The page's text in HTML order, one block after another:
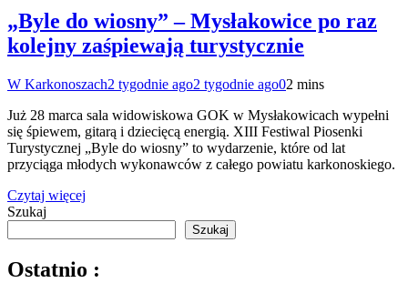
„Byle do wiosny” – Mysłakowice po raz
kolejny zaśpiewają turystycznie
W Karkonoszach2 tygodnie ago2 tygodnie ago02 mins
Już 28 marca sala widowiskowa GOK w Mysłakowicach wypełni
się śpiewem, gitarą i dziecięcą energią. XIII Festiwal Piosenki
Turystycznej „Byle do wiosny” to wydarzenie, które od lat
przyciąga młodych wykonawców z całego powiatu karkonoskiego.
Czytaj więcej
Szukaj
Szukaj
Ostatnio :